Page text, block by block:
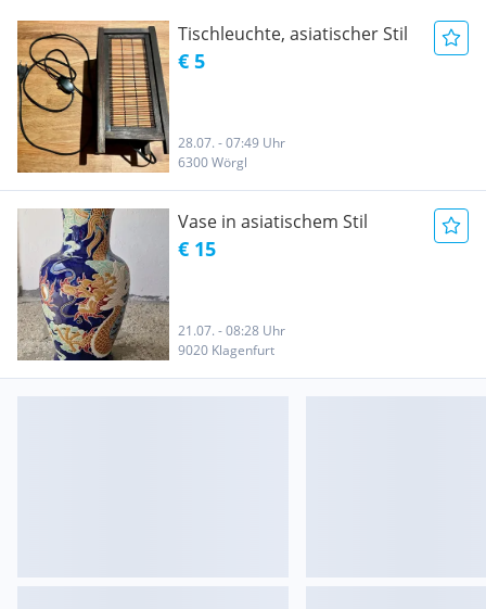
Tischleuchte, asiatischer Stil
€ 5
28.07. - 07:49 Uhr
6300 Wörgl
Vase in asiatischem Stil
€ 15
21.07. - 08:28 Uhr
9020 Klagenfurt